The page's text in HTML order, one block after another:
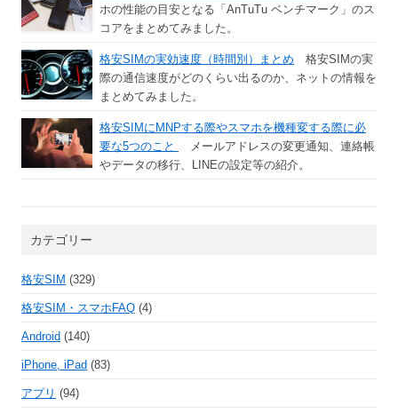
ホの性能の目安となる「AnTuTu ベンチマーク」のス
コアをまとめてみました。
格安SIMの実効速度（時間別）まとめ 格安SIMの実
際の通信速度がどのくらい出るのか、ネットの情報を
まとめてみました。
格安SIMにMNPする際やスマホを機種変する際に必
要な5つのこと
メールアドレスの変更通知、連絡帳
やデータの移行、LINEの設定等の紹介。
カテゴリー
格安SIM (329)
格安SIM・スマホFAQ (4)
Android (140)
iPhone, iPad (83)
アプリ (94)